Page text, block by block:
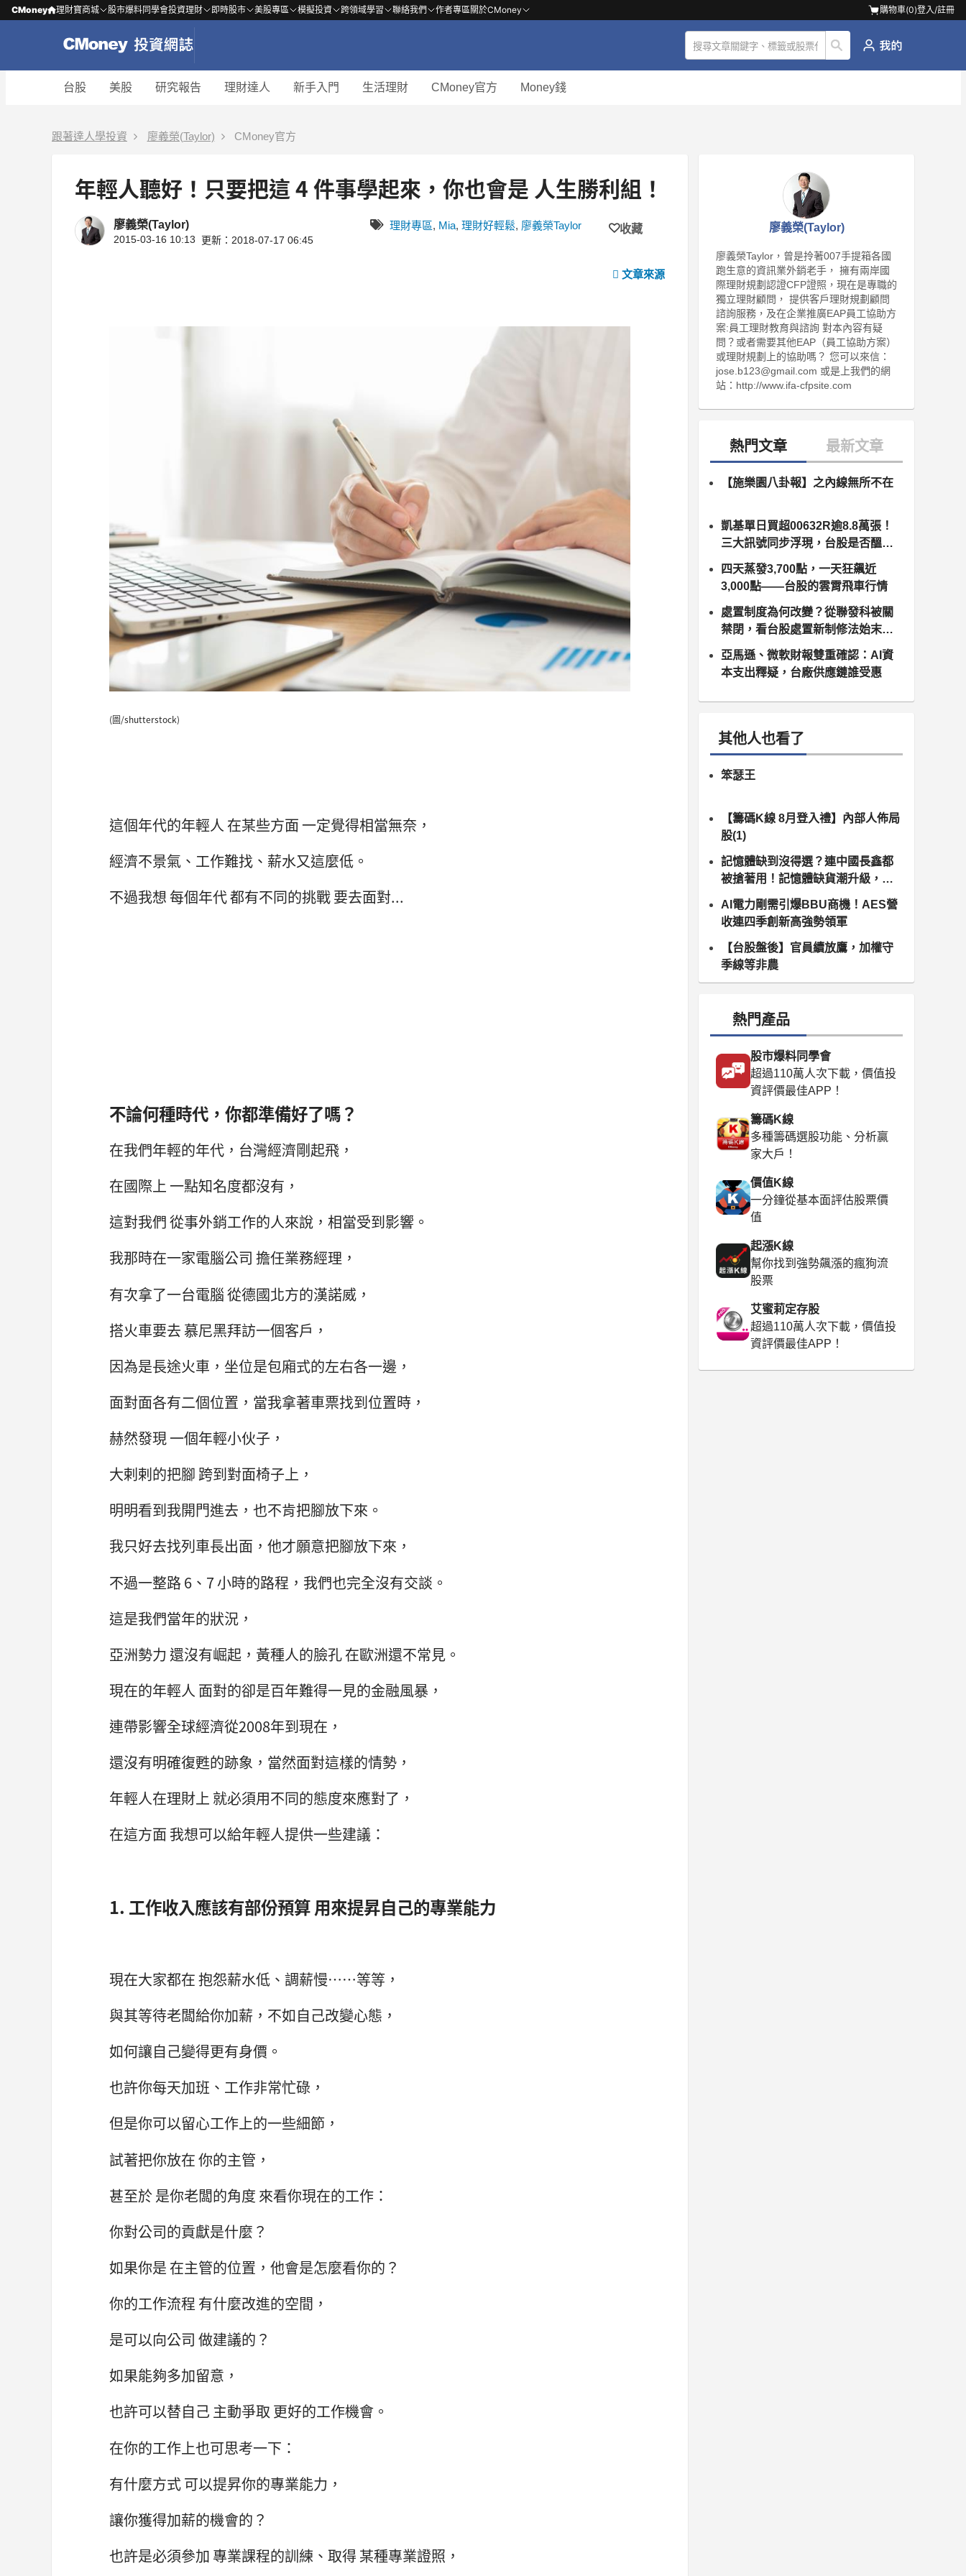
CMoney 理財寶商城 股市爆料同學會投資理財 即時股市 美股專區 模擬投資 跨領域學習 聯絡我們 作者專區關於CMoney 購物車(0)登入/註冊
台股 美股 研究報告 理財達人 新手入門 生活理財 CMoney官方 Money錢
跟著達人學投資 廖義榮(Taylor) CMoney官方
年輕人聽好！只要把這 4 件事學起來，你也會是 人生勝利組！
廖義榮(Taylor)
2015-03-16 10:13 更新：2018-07-17 06:45
理財專區, Mia, 理財好輕鬆, 廖義榮Taylor 收藏
文章來源
(圖/shutterstock)
這個年代的年輕人 在某些方面 一定覺得相當無奈，
經濟不景氣、工作難找、薪水又這麼低。
不過我想 每個年代 都有不同的挑戰 要去面對...
不論何種時代，你都準備好了嗎？
在我們年輕的年代，台灣經濟剛起飛，
在國際上 一點知名度都沒有，
這對我們 從事外銷工作的人來說，相當受到影響。
我那時在一家電腦公司 擔任業務經理，
有次拿了一台電腦 從德國北方的漢諾威，
搭火車要去 慕尼黑拜訪一個客戶，
因為是長途火車，坐位是包廂式的左右各一邊，
面對面各有二個位置，當我拿著車票找到位置時，
赫然發現 一個年輕小伙子，
大剌剌的把腳 跨到對面椅子上，
明明看到我開門進去，也不肯把腳放下來。
我只好去找列車長出面，他才願意把腳放下來，
不過一整路 6、7 小時的路程，我們也完全沒有交談。
這是我們當年的狀況，
亞洲勢力 還沒有崛起，黃種人的臉孔 在歐洲還不常見。
現在的年輕人 面對的卻是百年難得一見的金融風暴，
連帶影響全球經濟從2008年到現在，
還沒有明確復甦的跡象，當然面對這樣的情勢，
年輕人在理財上 就必須用不同的態度來應對了，
在這方面 我想可以給年輕人提供一些建議：
1. 工作收入應該有部份預算 用來提昇自己的專業能力
現在大家都在 抱怨薪水低、調薪慢……等等，
與其等待老闆給你加薪，不如自己改變心態，
如何讓自己變得更有身價。
也許你每天加班、工作非常忙碌，
但是你可以留心工作上的一些細節，
試著把你放在 你的主管，
甚至於 是你老闆的角度 來看你現在的工作：
你對公司的貢獻是什麼？
如果你是 在主管的位置，他會是怎麼看你的？
你的工作流程 有什麼改進的空間，
是可以向公司 做建議的？
如果能夠多加留意，
也許可以替自己 主動爭取 更好的工作機會。
在你的工作上也可思考一下：
有什麼方式 可以提昇你的專業能力，
讓你獲得加薪的機會的？
也許是必須參加 專業課程的訓練、取得 某種專業證照，
廖義榮(Taylor)
廖義榮Taylor，曾是拎著007手提箱各國
跑生意的資訊業外銷老手， 擁有兩岸國
際理財規劃認證CFP證照，現在是專職的
獨立理財顧問， 提供客戶理財規劃顧問
諮詢服務，及在企業推廣EAP員工協助方
案:員工理財教育與諮詢 對本內容有疑
問？或者需要其他EAP（員工協助方案）
或理財規劃上的協助嗎？ 您可以來信：
jose.b123@gmail.com 或是上我們的網
站：http://www.ifa-cfpsite.com
【施樂園八卦報】之內線無所不在
凱基單日買超00632R逾8.8萬張！
三大訊號同步浮現，台股是否醞釀
變盤？
四天蒸發3,700點，一天狂飆近
3,000點——台股的雲霄飛車行情
處置制度為何改變？從聯發科被關
禁閉，看台股處置新制修法始末（8
月10日正式上路）
亞馬遜、微軟財報雙重確認：AI資
本支出釋疑，台廠供應鏈誰受惠
其他人也看了
笨瑟王
【籌碼K線 8月登入禮】內部人佈局
股(1)
記憶體缺到沒得選？連中國長鑫都
被搶著用！記憶體缺貨潮升級，南
亞科、群聯領軍噴發
AI電力剛需引爆BBU商機！AES營
收連四季創新高強勢領軍
【台股盤後】官員續放鷹，加權守
季線等非農
熱門產品
股市爆料同學會
超過110萬人次下載，價值投
資評價最佳APP！
籌碼K線
多種籌碼選股功能、分析贏
家大戶！
價值K線
一分鐘從基本面評估股票價
值
起漲K線
幫你找到強勢飆漲的瘋狗流
股票
艾蜜莉定存股
超過110萬人次下載，價值投
資評價最佳APP！